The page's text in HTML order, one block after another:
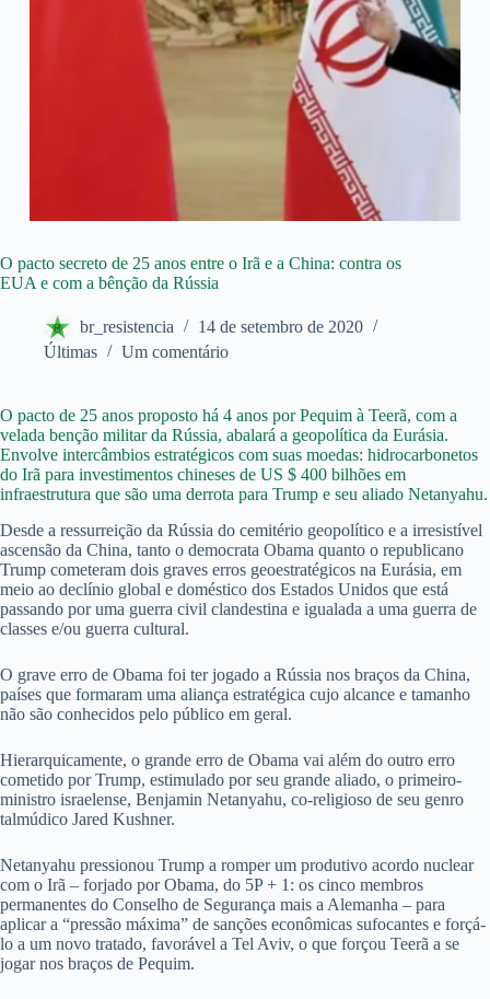
O pacto secreto de 25 anos entre o Irã e a China: contra os
EUA e com a bênção da Rússia
br_resistencia
14 de setembro de 2020
Últimas
Um comentário
O pacto de 25 anos proposto há 4 anos por Pequim à Teerã, com a
velada benção militar da Rússia, abalará a geopolítica da Eurásia.
Envolve intercâmbios estratégicos com suas moedas: hidrocarbonetos
do Irã para investimentos chineses de US $ 400 bilhões em
infraestrutura que são uma derrota para Trump e seu aliado Netanyahu.
Desde a ressurreição da Rússia do cemitério geopolítico e a irresistível
ascensão da China, tanto o democrata Obama quanto o republicano
Trump cometeram dois graves erros geoestratégicos na Eurásia, em
meio ao declínio global e doméstico dos Estados Unidos que está
passando por uma guerra civil clandestina e igualada a uma guerra de
classes e/ou guerra cultural.
O grave erro de Obama foi ter jogado a Rússia nos braços da China,
países que formaram uma aliança estratégica cujo alcance e tamanho
não são conhecidos pelo público em geral.
Hierarquicamente, o grande erro de Obama vai além do outro erro
cometido por Trump, estimulado por seu grande aliado, o primeiro-
ministro israelense, Benjamin Netanyahu, co-religioso de seu genro
talmúdico Jared Kushner.
Netanyahu pressionou Trump a romper um produtivo acordo nuclear
com o Irã – forjado por Obama, do 5P + 1: os cinco membros
permanentes do Conselho de Segurança mais a Alemanha – para
aplicar a “pressão máxima” de sanções econômicas sufocantes e forçá-
lo a um novo tratado, favorável a Tel Aviv, o que forçou Teerã a se
jogar nos braços de Pequim.